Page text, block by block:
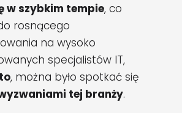
w szybkim tempie, co
rosnącego
na wysoko
specjalistów IT,
, można było spotkać się
tej branży.